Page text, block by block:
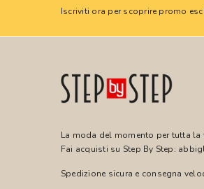
Iscriviti ora per scoprire promo
La moda del momento per tutta
Fai acquisti su Step By Step:
Spedizione sicura e consegna